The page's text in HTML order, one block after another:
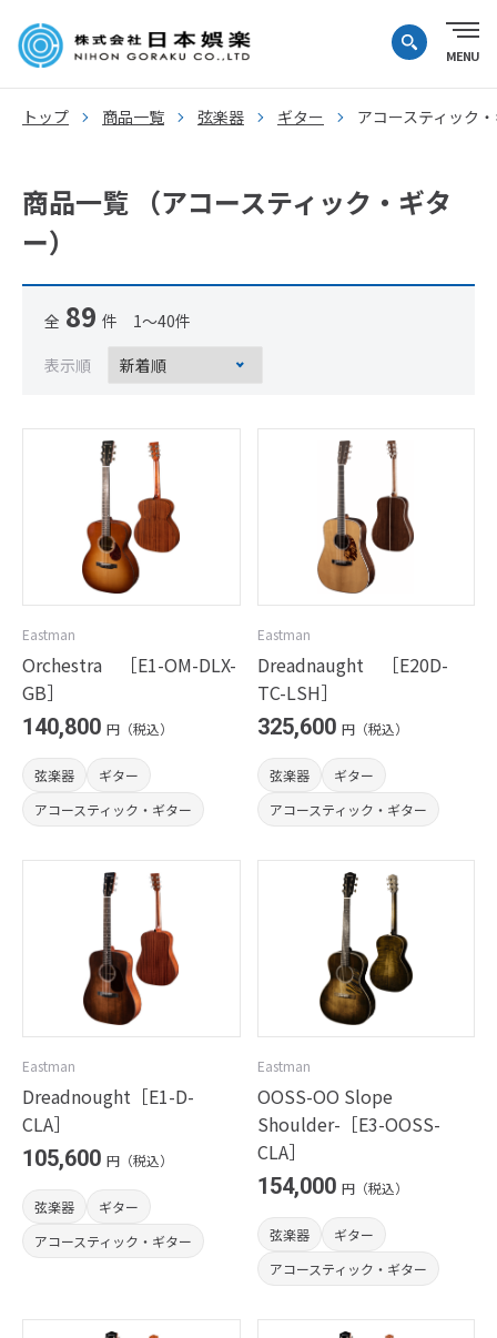
トップ 商品一覧 弦楽器 ギター アコースティック
商品一覧 （アコースティック・ギタ
ー）
全 89 件 1～40件
表示順
Eastman
Orchestra ［E1-OM-DLX-
GB］
140,800 円（税込）
弦楽器
ギター
アコースティック・ギター
Eastman
Dreadnaught ［E20D-
TC-LSH］
325,600 円（税込）
弦楽器
ギター
アコースティック・ギター
Eastman
Dreadnought［E1-D-
CLA］
105,600 円（税込）
弦楽器
ギター
アコースティック・ギター
Eastman
OOSS-OO Slope
Shoulder-［E3-OOSS-
CLA］
154,000 円（税込）
弦楽器
ギター
アコースティック・ギター